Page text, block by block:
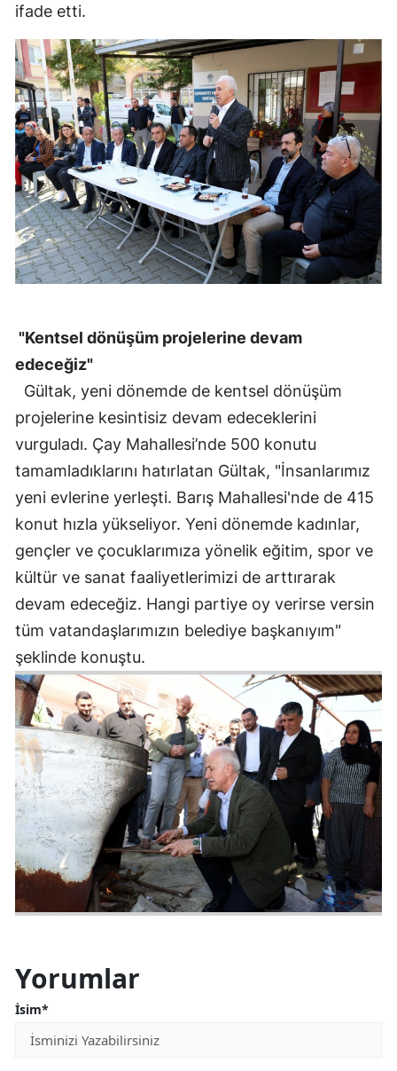
ifade etti.
"Kentsel dönüşüm projelerine devam
edeceğiz"
Gültak, yeni dönemde de kentsel dönüşüm
projelerine kesintisiz devam edeceklerini
vurguladı. Çay Mahallesi’nde 500 konutu
tamamladıklarını hatırlatan Gültak, "İnsanlarımız
yeni evlerine yerleşti. Barış Mahallesi'nde de 415
konut hızla yükseliyor. Yeni dönemde kadınlar,
gençler ve çocuklarımıza yönelik eğitim, spor ve
kültür ve sanat faaliyetlerimizi de arttırarak
devam edeceğiz. Hangi partiye oy verirse versin
tüm vatandaşlarımızın belediye başkanıyım"
şeklinde konuştu.
Yorumlar
İsim*